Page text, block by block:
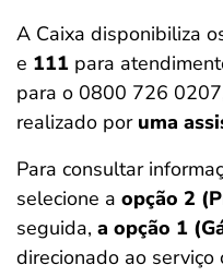
A Caixa disponibiliza
e 111 para
para o 0800 726
realizado poruma
Para consultar
selecione a opção 2
seguida, a opção 1
direcionado ao serviço